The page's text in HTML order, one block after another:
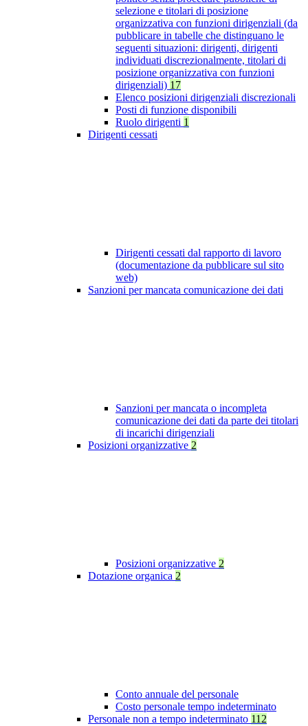
selezione e titolari di posizione
organizzativa con funzioni dirigenziali (da
pubblicare in tabelle che distinguano le
seguenti situazioni: dirigenti, dirigenti
individuati discrezionalmente, titolari di
posizione organizzativa con funzioni
dirigenziali) 17
Elenco posizioni dirigenziali discrezionali
Posti di funzione disponibili
Ruolo dirigenti 1
Dirigenti cessati
Dirigenti cessati dal rapporto di lavoro
(documentazione da pubblicare sul sito
web)
Sanzioni per mancata comunicazione dei dati
Sanzioni per mancata o incompleta
comunicazione dei dati da parte dei titolari
di incarichi dirigenziali
Posizioni organizzative 2
Posizioni organizzative 2
Dotazione organica 2
Conto annuale del personale
Costo personale tempo indeterminato
Personale non a tempo indeterminato 112